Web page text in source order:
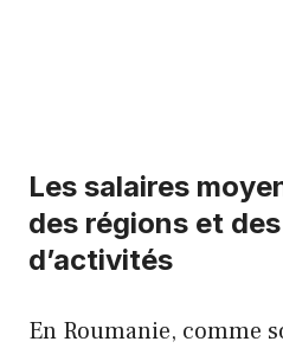
Les salaires
des régions et
d’activités
En Roumanie, comme